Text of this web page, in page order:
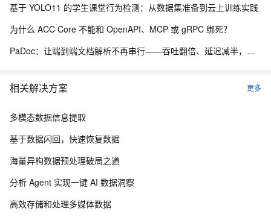
基于 YOLO11 的学生课堂行为检测：从数据集准备到云上训练实践
为什么 ACC Core 不能和 OpenAPI、MCP 或 gRPC 绑死？
PaDoc：让端到端文档解析不再串行——吞吐翻倍、延迟减半，质量还没掉
相关解决方案 更多
多模态数据信息提取
基于数据闪回，快速恢复数据
海量异构数据预处理破局之道
分析 Agent 实现一键 AI 数据洞察
高效存储和处理多媒体数据